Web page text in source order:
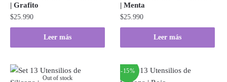
| Grafito
$25.990
Leer más
| Menta
$25.990
Leer más
Out of stock
-15%